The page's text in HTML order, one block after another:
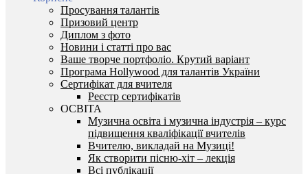
Просування талантів
Призовий центр
Диплом з фото
Новини і статті про вас
Ваше творче портфоліо. Крутий варіант
Програма Hollywood для талантів України
Сертифікат для вчителя
Реєстр сертифікатів
ОСВІТА
Музична освіта і музична індустрія – курс
підвищення кваліфікації вчителів
Вчителю, викладай на Музиці!
Як створити пісню-хіт – лекція
Всі публікації